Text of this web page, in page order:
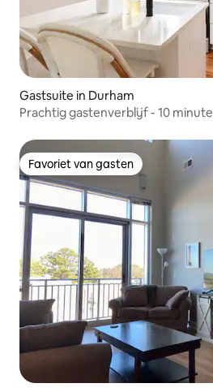
Gastsuite in Durham
Prachtig gastenverblijf - 10
Favoriet van gasten
Favoriet van gasten